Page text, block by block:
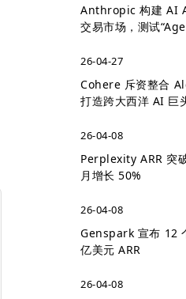
Anthropic 构建 AI
交易市场，测试
26-04-27
Cohere 斥资整合
打造跨大西洋 AI 巨
26-04-08
Perplexity ARR 突
月增长 50%
26-04-08
Genspark 宣布 12
亿美元 ARR
26-04-08